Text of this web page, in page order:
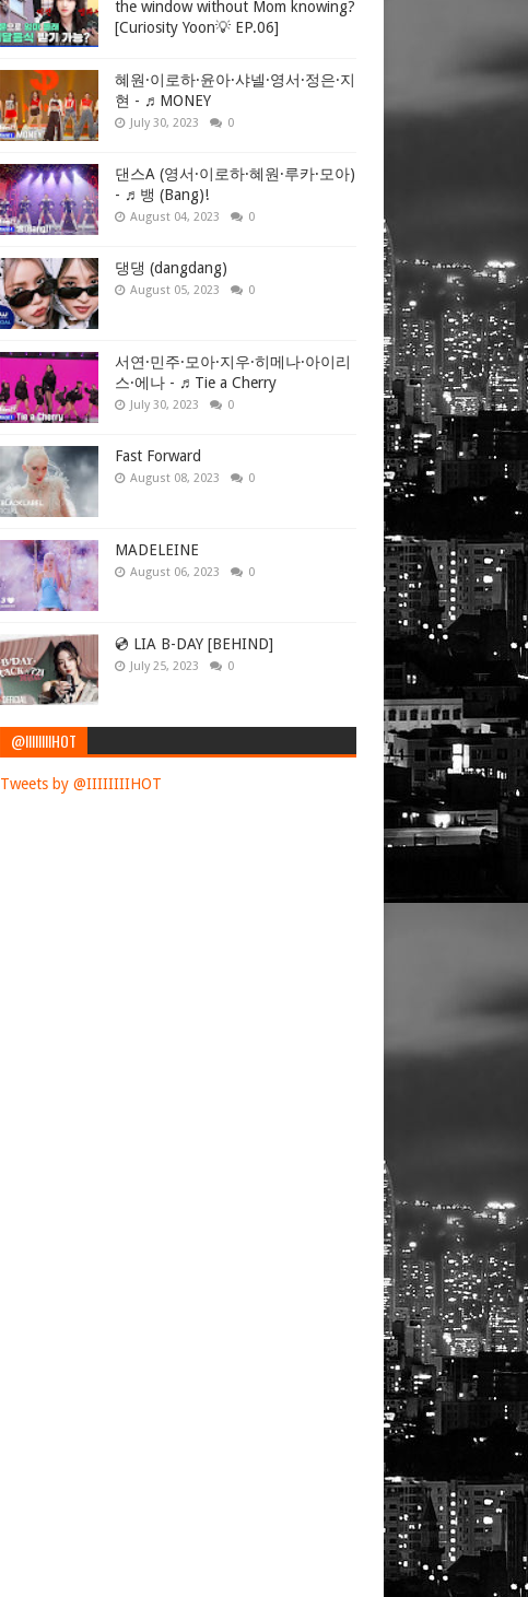
the window without Mom knowing?
[Curiosity Yoon💡 EP.06]
혜원·이로하·윤아·샤넬·영서·정은·지
현 - ♬MONEY
July 30, 2023 0
댄스A (영서·이로하·혜원·루카·모아)
- ♬뱅 (Bang)!
August 04, 2023 0
댕댕 (dangdang)
August 05, 2023 0
서연·민주·모아·지우·히메나·아이리
스·에나 - ♬Tie a Cherry
July 30, 2023 0
Fast Forward
August 08, 2023 0
MADELEINE
August 06, 2023 0
💿 LIA B-DAY [BEHIND]
July 25, 2023 0
@IIIIIIIIHOT
Tweets by @IIIIIIIIHOT